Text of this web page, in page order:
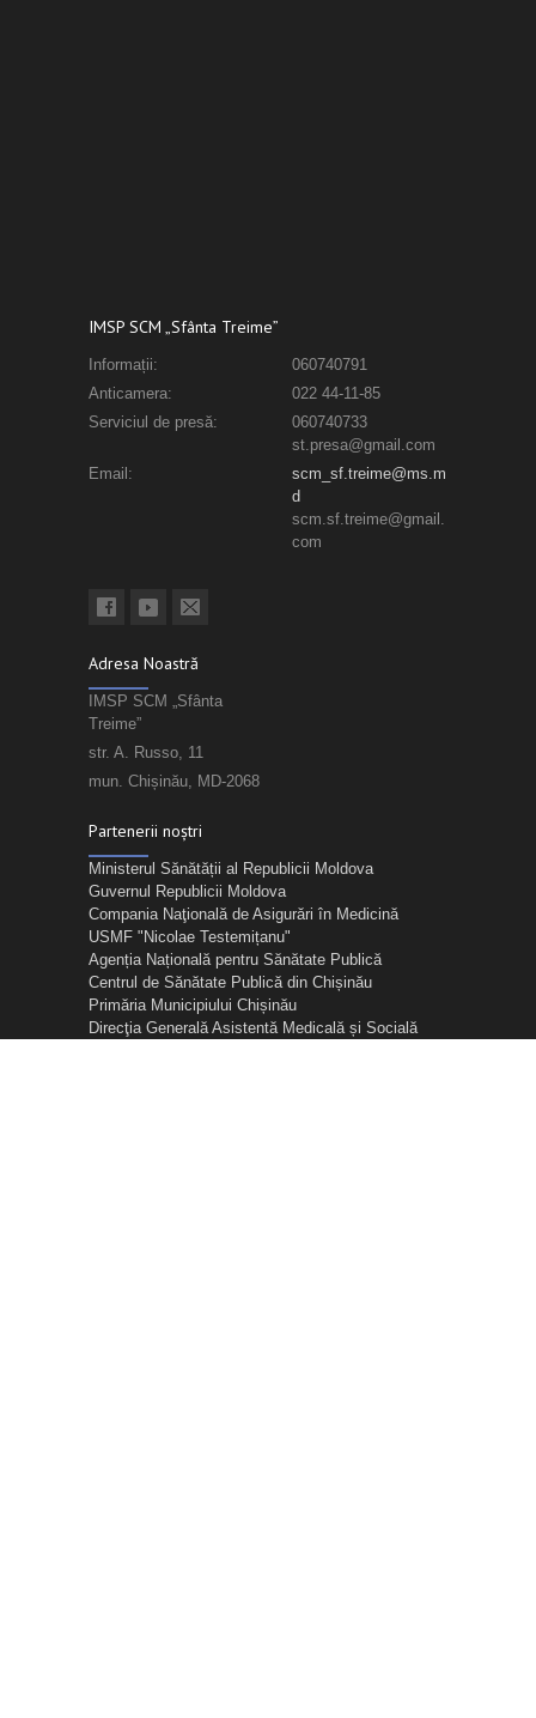
IMSP SCM „Sfânta Treime”
Informații:
060740791
Anticamera:
022 44-11-85
Serviciul de presă:
060740733
st.presa@gmail.com
Email:
scm_sf.treime@ms.m
d
scm.sf.treime@gmail.
com
Adresa Noastră
IMSP SCM „Sfânta
Treime”
str. A. Russo, 11
mun. Chișinău, MD-2068
Partenerii noștri
Ministerul Sănătății al Republicii Moldova
Guvernul Republicii Moldova
Compania Naţională de Asigurări în Medicină
USMF "Nicolae Testemițanu"
Agenția Națională pentru Sănătate Publică
Centrul de Sănătate Publică din Chișinău
Primăria Municipiului Chișinău
Direcţia Generală Asistentă Medicală și Socială